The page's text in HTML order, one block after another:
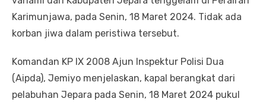
Karimunjawa, pada Senin, 18 Maret 2024. Tidak ada
korban jiwa dalam peristiwa tersebut.
Komandan KP IX 2008 Ajun Inspektur Polisi Dua
(Aipda), Jemiyo menjelaskan, kapal berangkat dari
pelabuhan Jepara pada Senin, 18 Maret 2024 pukul